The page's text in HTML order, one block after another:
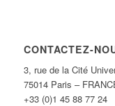
CONTACTEZ-
3, rue de la Cité
75014 Paris –
+33 (0)1 45 88 77 24